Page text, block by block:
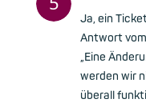
Ja, ein
Antwort
„Eine
werden wir
überall